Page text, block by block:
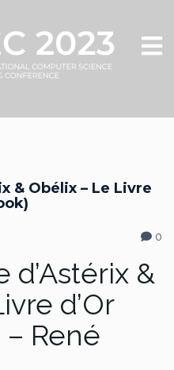
& Obélix – Le Livre
0
d’Astérix &
d’Or
– René